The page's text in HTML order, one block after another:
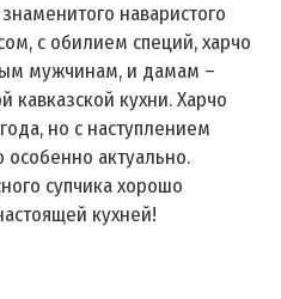
наваристого
с обилием специй, харчо
мужчинам, и дамам –
кавказской кухни. Харчо
но с наступлением
актуально.
супчика хорошо
кухней!